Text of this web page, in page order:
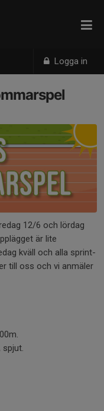
Logga in
12/6 och lördag
är lite
kväll och alla sprint-
till oss och vi anmäler
spjut.